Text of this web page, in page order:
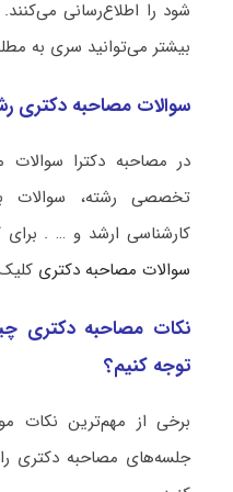
شود را اطلاع‌رسانی
بیشتر می‌توانید سری به
سوالات مصاحبه دکتری
در مصاحبه دکترا
تخصصی رشته، سوالات
کارشناسی ارشد و … .
سوالات مصاحبه دکتری
نکات مصاحبه دکتری
توجه کنیم؟
برخی از مهم‌ترین نکات
جلسه‌های مصاحبه دکتری